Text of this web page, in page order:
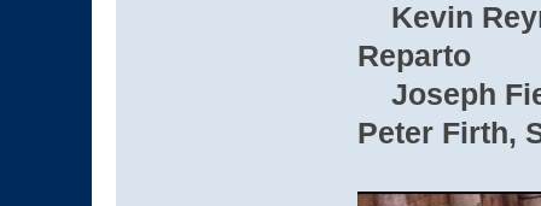
Kevin
Reparto
Joseph
Peter Firth,